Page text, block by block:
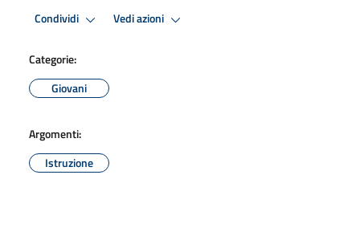
Condividi Vedi azioni
Categorie:
Giovani
Argomenti:
Istruzione